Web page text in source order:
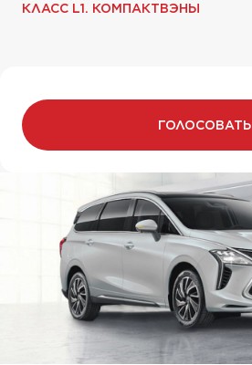
КЛАСС L1. КОМПАКТВЭНЫ
ГОЛОСОВАТЬ